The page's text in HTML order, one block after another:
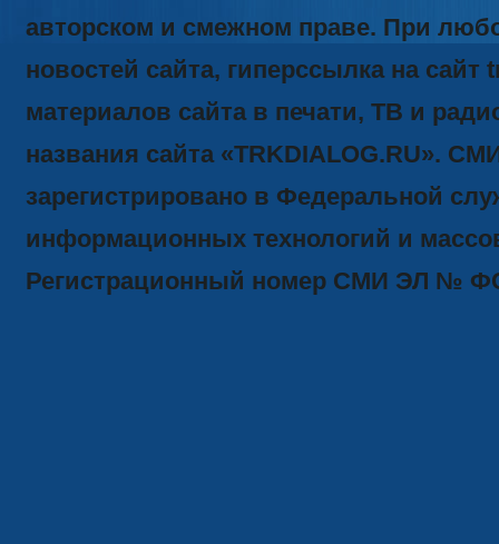
авторском и смежном праве. При
новостей сайта, гиперссылка на
материалов сайта в печати, ТВ и
названия сайта «TRKDIALOG.RU».
зарегистрировано в Федеральной
информационных технологий и
Регистрационный номер СМИ ЭЛ №